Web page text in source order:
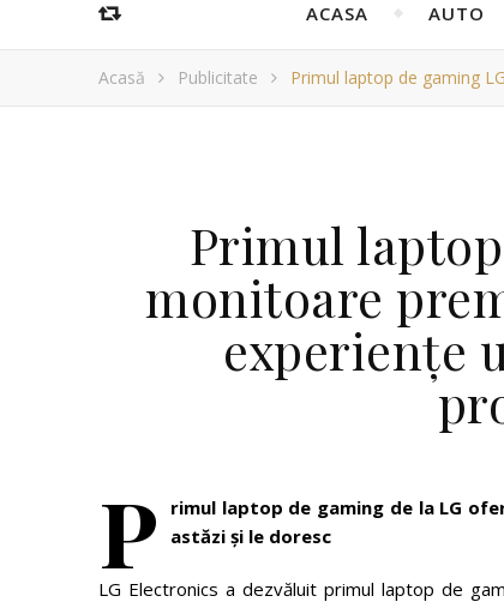
ACASA AUTO
Acasă Publicitate Primul laptop de gaming
Primul
monitoare
experiențe
P
rimul laptop de gaming de la LG
astăzi și le doresc
LG Electronics a dezvăluit primul laptop de